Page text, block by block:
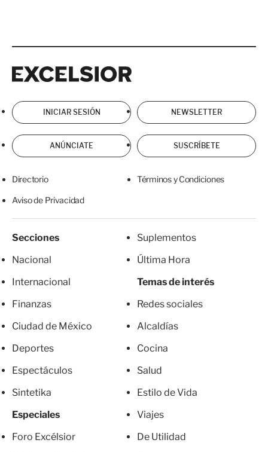
INICIAR SESIÓN NEWSLETTER
ANÚNCIATE SUSCRÍBETE
Directorio Términos y Condiciones
Aviso de Privacidad
Secciones
Nacional
Internacional
Finanzas
Ciudad de México
Deportes
Espectáculos
Sintetika
Especiales
Foro Excélsior
Suplementos
Última Hora
Temas de interés
Redes sociales
Alcaldías
Cocina
Salud
Estilo de Vida
Viajes
De Utilidad